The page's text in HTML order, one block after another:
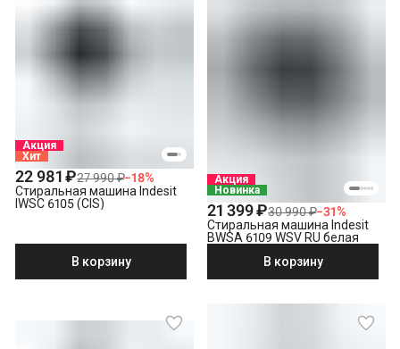
Акция
Хит
22 981 ₽27 990 ₽−18%
Стиральная машина Indesit
IWSC 6105 (CIS)
В корзину
Акция
Новинка
21 399 ₽30 990 ₽−31%
Стиральная машина Indesit
BWSA 6109 WSV RU белая
В корзину